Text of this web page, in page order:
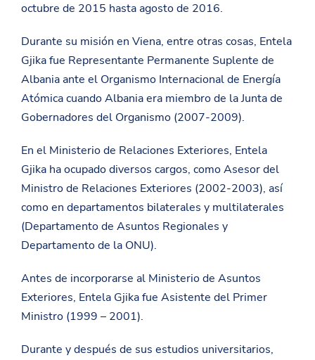
octubre de 2015 hasta agosto de 2016.
Durante su misión en Viena, entre otras cosas, Entela
Gjika fue Representante Permanente Suplente de
Albania ante el Organismo Internacional de Energía
Atómica cuando Albania era miembro de la Junta de
Gobernadores del Organismo (2007-2009).
En el Ministerio de Relaciones Exteriores, Entela
Gjika ha ocupado diversos cargos, como Asesor del
Ministro de Relaciones Exteriores (2002-2003), así
como en departamentos bilaterales y multilaterales
(Departamento de Asuntos Regionales y
Departamento de la ONU).
Antes de incorporarse al Ministerio de Asuntos
Exteriores, Entela Gjika fue Asistente del Primer
Ministro (1999 – 2001).
Durante y después de sus estudios universitarios,